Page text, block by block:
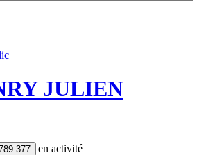
JULIEN
377
en activité